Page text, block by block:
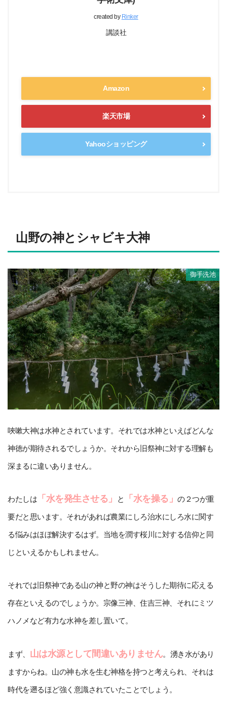
created by Rinker
講談社
Amazon
楽天市場
Yahooショッピング
山野の神とシャビキ大神
御手洗池
唊嗽大神は水神とされています。それでは水神といえばどんな
神徳が期待されるでしょうか。それから旧祭神に対する理解も
深まるに違いありません。
わたしは 「水を発生させる」 と 「水を操る」 の２つが重
要だと思います。それがあれば農業にしろ治水にしろ水に関す
る悩みはほぼ解決するはず。当地を潤す桜川に対する信仰と同
じといえるかもしれません。
それでは旧祭神である山の神と野の神はそうした期待に応える
存在といえるのでしょうか。宗像三神、住吉三神、それにミツ
ハノメなど有力な水神を差し置いて。
まず、 山は水源として間違いありません。湧き水があり
ますからね。山の神も水を生む神格を持つと考えられ、それは
時代を遡るほど強く意識されていたことでしょう。